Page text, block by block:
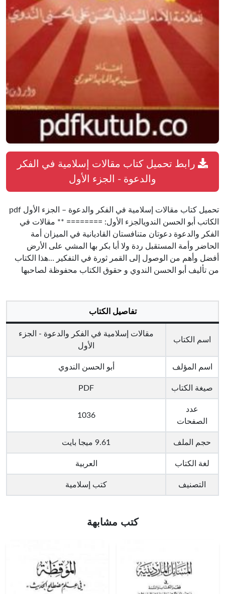
رابط تحميل كتاب مقالات إسلامية في الفكر
والدعوة - الجزء الأول
تحميل كتاب مقالات إسلامية في الفكر والدعوة – الجزء الأول pdf
الكاتب أبو الحسن الندويالجزء الأول: ======== ** مقالات في
الفكر والدعوة دعوتان متنافستان القاديانية في الميزان أمة
الحاضر وأمة المستقبل ردة ولا أبا بكر بها المشي على الأرض
أفضل وأهم من الوصول إلى القمر ثورة في التفكير …هذا الكتاب
من تأليف أبو الحسن الندوي و حقوق الكتاب محفوظة لصاحبها
تفاصيل الكتاب
اسم الكتاب
مقالات إسلامية في الفكر والدعوة - الجزء
الأول
اسم المؤلف أبو الحسن الندوي
صيغة الكتاب PDF
عدد
الصفحات
1036
حجم الملف 9.61 ميجا بايت
لغة الكتاب العربية
التصنيف كتب إسلامية
كتب مشابهة